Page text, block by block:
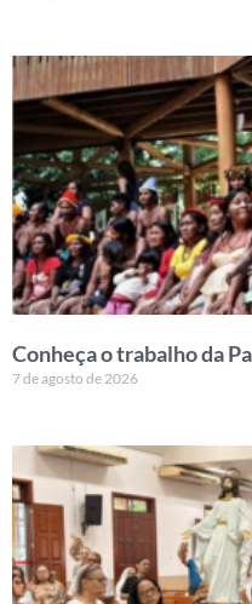
Conheça o trabalho da
7 de agosto de 2026